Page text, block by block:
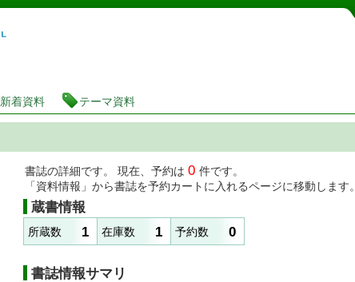
図書館 蔵書検索・予約システム
新着資料 テーマ資料
書誌の詳細です。 現在、予約は 0 件です。
「資料情報」から書誌を予約カートに入れるページに移動します。
蔵書情報
所蔵数 1 在庫数 1 予約数 0
書誌情報サマリ